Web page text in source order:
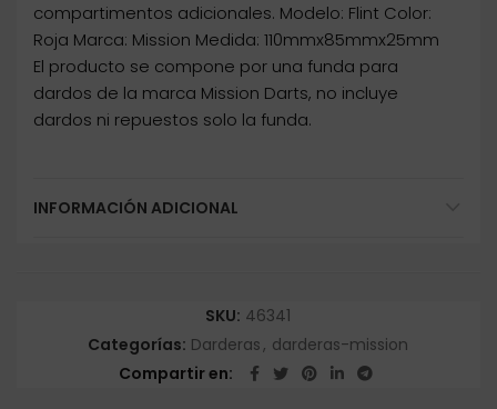
compartimentos adicionales. Modelo: Flint Color:
Roja Marca: Mission Medida: 110mmx85mmx25mm
El producto se compone por una funda para
dardos de la marca Mission Darts, no incluye
dardos ni repuestos solo la funda.
INFORMACIÓN ADICIONAL
SKU: 46341
Categorías: Darderas, darderas-mission
Compartir en